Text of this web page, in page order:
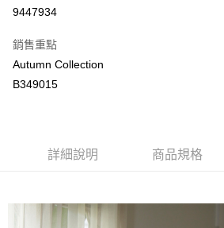
街口支付
悠遊付
運送方式
每筆NT$80，滿NT$2,000(含以上)免運費
9447934
銷售重點
Autumn Collection
B349015
詳細說明 商品規格